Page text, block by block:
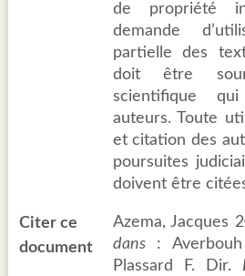
de propriété
demande
partielle des
doit être
scientifique
auteurs. Toute
et citation des
poursuites
doivent être
Citer ce
document
Azema, Jacques
dans :
Plassard F. Dir.